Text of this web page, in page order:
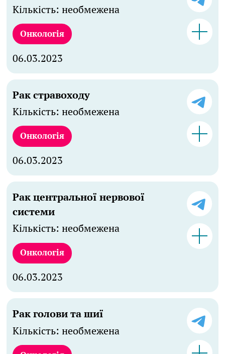
Кількість: необмежена
Онкологія
06.03.2023
Рак стравоходу
Кількість: необмежена
Онкологія
06.03.2023
Рак центральної нервової
системи
Кількість: необмежена
Онкологія
06.03.2023
Рак голови та шиї
Кількість: необмежена